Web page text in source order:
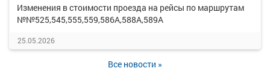
Изменения в стоимости проезда на рейсы по маршрутам
№№525,545,555,559,586А,588А,589А
25.05.2026
Все новости »